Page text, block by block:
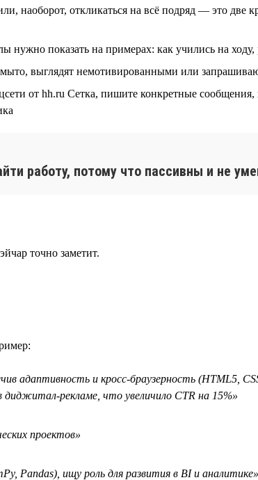
наоборот, откликаться на всё подряд — это две
нужно показать на примерах: как учились на
выглядят немотивированными или
от hh.ru Сетка, пишите конкретные сообщения,
работу, потому что пассивны и не
точно заметит.
адаптивность и кросс-браузерность (HTML5,
рекламе, что увеличило CTR на 15%»
проектов»
Pandas), ищу роль для развития в BI и аналитике»